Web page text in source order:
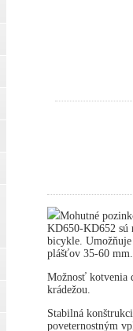
Mohutné
KD650-KD652 sú
bicykle.
plášťov 35-60 mm.
Možnosť kotvenia
krádežou.
Stabilná
poveternostným